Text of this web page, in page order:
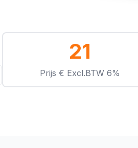
21
Prijs € Excl.BTW 6%